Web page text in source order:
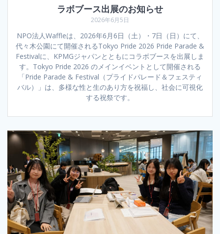
ラボブース出展のお知らせ
2026年6月5日
NPO法人Waffleは、2026年6月6日（土）・7日（日）にて、
代々木公園にて開催されるTokyo Pride 2026 Pride Parade &
Festivalに、KPMGジャパンとともにコラボブースを出展しま
す。Tokyo Pride 2026 のメインイベントとして開催される
「Pride Parade & Festival（プライドパレード＆フェスティ
バル）」は、多様な性と生のあり方を祝福し、社会に可視化
する祝祭です。